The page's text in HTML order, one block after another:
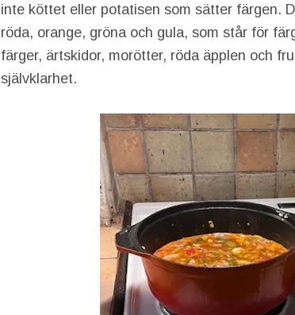
inte köttet eller potatisen som sätter färgen.
röda, orange, gröna och gula, som står för
färger, ärtskidor, morötter, röda äpplen och
självklarhet.